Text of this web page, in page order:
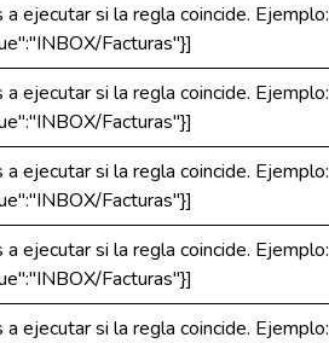
ejecutar si la regla coincide. Ejemplo:
Facturas"}]
ejecutar si la regla coincide. Ejemplo:
Facturas"}]
ejecutar si la regla coincide. Ejemplo:
Facturas"}]
ejecutar si la regla coincide. Ejemplo:
Facturas"}]
ejecutar si la regla coincide. Ejemplo: